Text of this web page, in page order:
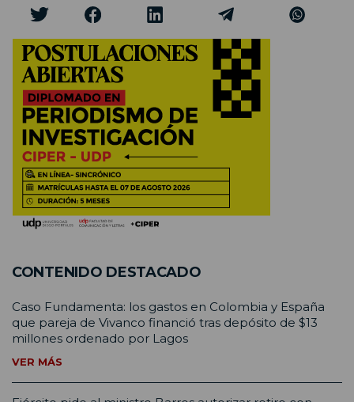
CONTENIDO DESTACADO
Caso Fundamenta: los gastos en Colombia y España
que pareja de Vivanco financió tras depósito de $13
millones ordenado por Lagos
VER MÁS